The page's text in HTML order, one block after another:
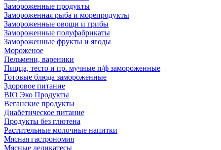
Замороженные продукты
Замороженная рыба и морепродукты
Замороженные овощи и грибы
Замороженные полуфабрикаты
Замороженные фрукты и ягоды
Мороженое
Пельмени, вареники
Пицца, тесто и пр. мучные п/ф замороженные
Готовые блюда замороженные
Здоровое питание
BIO Эко Продукты
Веганские продукты
Диабетическое питание
Продукты без глютена
Растительные молочные напитки
Мясная гастрономия
Мясные деликатесы